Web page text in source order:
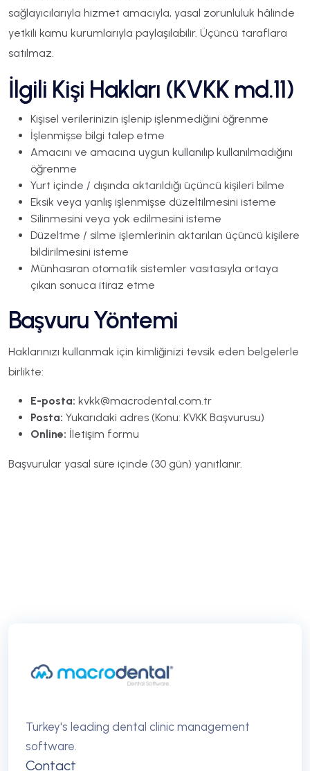
sağlayıcılarıyla hizmet amacıyla, yasal zorunluluk hâlinde
yetkili kamu kurumlarıyla paylaşılabilir. Üçüncü taraflara
satılmaz.
İlgili Kişi Hakları (KVKK md.11)
Kişisel verilerinizin işlenip işlenmediğini öğrenme
İşlenmişse bilgi talep etme
Amacını ve amacına uygun kullanılıp kullanılmadığını
öğrenme
Yurt içinde / dışında aktarıldığı üçüncü kişileri bilme
Eksik veya yanlış işlenmişse düzeltilmesini isteme
Silinmesini veya yok edilmesini isteme
Düzeltme / silme işlemlerinin aktarılan üçüncü kişilere
bildirilmesini isteme
Münhasıran otomatik sistemler vasıtasıyla ortaya
çıkan sonuca itiraz etme
Başvuru Yöntemi
Haklarınızı kullanmak için kimliğinizi tevsik eden belgelerle
birlikte:
E-posta: kvkk@macrodental.com.tr
Posta: Yukarıdaki adres (Konu: KVKK Başvurusu)
Online: İletişim formu
Başvurular yasal süre içinde (30 gün) yanıtlanır.
Turkey's leading dental clinic management
software.
Contact